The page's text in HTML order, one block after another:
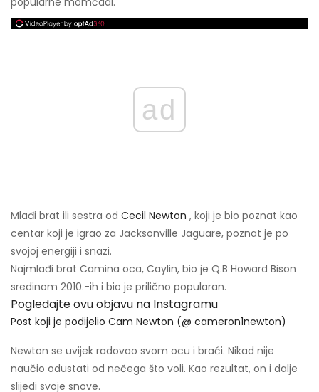
ad
Mlađi brat ili sestra od Cecil Newton , koji je bio poznat kao
centar koji je igrao za Jacksonville Jaguare, poznat je po
svojoj energiji i snazi.
Najmlađi brat Camina oca, Caylin, bio je Q.B Howard Bison
sredinom 2010.-ih i bio je prilično popularan.
Pogledajte ovu objavu na Instagramu
Post koji je podijelio Cam Newton (@ cameron1newton)
Newton se uvijek radovao svom ocu i braći. Nikad nije
naučio odustati od nečega što voli. Kao rezultat, on i dalje
slijedi svoje snove.